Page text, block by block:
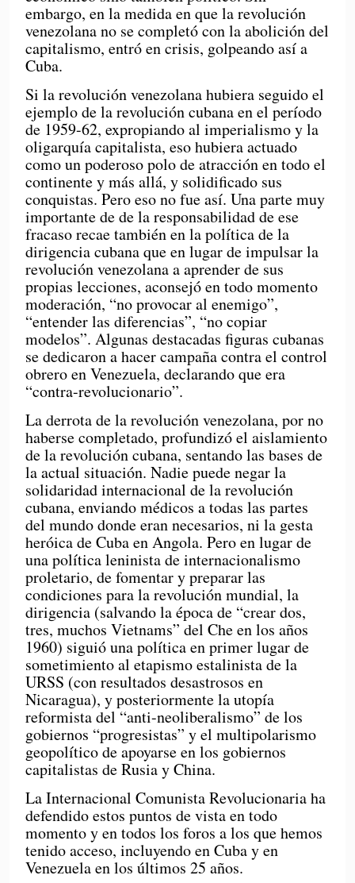
embargo, en la medida en que la revolución
venezolana no se completó con la abolición del
capitalismo, entró en crisis, golpeando así a
Cuba.
Si la revolución venezolana hubiera seguido el
ejemplo de la revolución cubana en el período
de 1959-62, expropiando al imperialismo y la
oligarquía capitalista, eso hubiera actuado
como un poderoso polo de atracción en todo el
continente y más allá, y solidificado sus
conquistas. Pero eso no fue así. Una parte muy
importante de de la responsabilidad de ese
fracaso recae también en la política de la
dirigencia cubana que en lugar de impulsar la
revolución venezolana a aprender de sus
propias lecciones, aconsejó en todo momento
moderación, “no provocar al enemigo”,
“entender las diferencias”, “no copiar
modelos”. Algunas destacadas figuras cubanas
se dedicaron a hacer campaña contra el control
obrero en Venezuela, declarando que era
“contra-revolucionario”.
La derrota de la revolución venezolana, por no
haberse completado, profundizó el aislamiento
de la revolución cubana, sentando las bases de
la actual situación. Nadie puede negar la
solidaridad internacional de la revolución
cubana, enviando médicos a todas las partes
del mundo donde eran necesarios, ni la gesta
heróica de Cuba en Angola. Pero en lugar de
una política leninista de internacionalismo
proletario, de fomentar y preparar las
condiciones para la revolución mundial, la
dirigencia (salvando la época de “crear dos,
tres, muchos Vietnams” del Che en los años
1960) siguió una política en primer lugar de
sometimiento al etapismo estalinista de la
URSS (con resultados desastrosos en
Nicaragua), y posteriormente la utopía
reformista del “anti-neoliberalismo” de los
gobiernos “progresistas” y el multipolarismo
geopolítico de apoyarse en los gobiernos
capitalistas de Rusia y China.
La Internacional Comunista Revolucionaria ha
defendido estos puntos de vista en todo
momento y en todos los foros a los que hemos
tenido acceso, incluyendo en Cuba y en
Venezuela en los últimos 25 años.